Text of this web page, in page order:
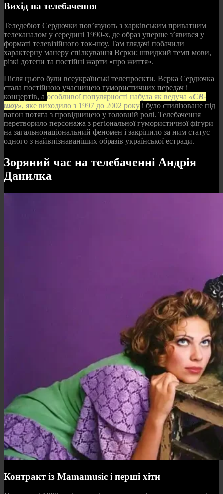
Вихід на телебачення
Теледебют Сердючки пов’язують з харківським приватним
телеканалом у середині 1990‑х, де образ уперше з’явився у
форматі телевізійного ток-шоу. Там глядачі побачили
характерну манеру спілкування Вєрки: швидкий темп мови,
різкі дотепи та постійні жарти «про життя».
Після цього були всеукраїнські телепроєкти. Вєрка Сердючка
стала постійною учасницею гумористичних передач і
концертів, а особливої популярності набула як ведуча «СВ-
шоу», яке виходило з 1997 до 2002 року і було стилізоване під
вагон потяга з провідницею у головній ролі. Телебачення
перетворило персонажа з регіональної гумористичної фігури
на загальнонаціональний феномен і закріпило за ним статус
одного з найвпізнаваніших образів української естради.
Зоряний час на телебаченні Андрія
Данилка
Контракт із Mamamusic і перші хіти